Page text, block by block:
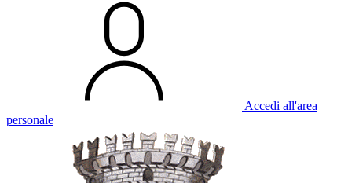
Accedi all'area
personale